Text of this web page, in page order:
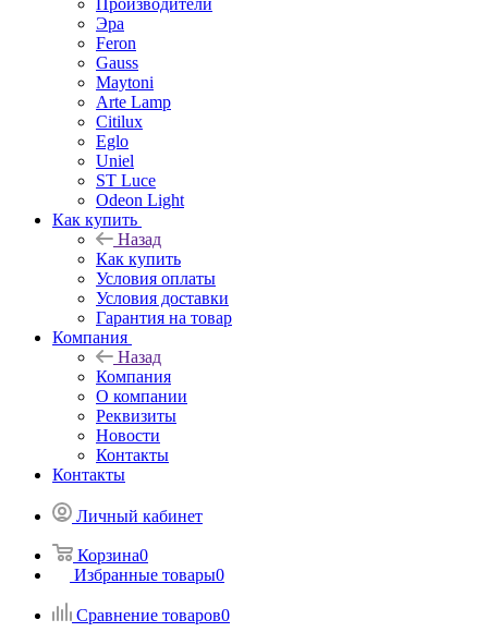
Производители
Эра
Feron
Gauss
Maytoni
Arte Lamp
Citilux
Eglo
Uniel
ST Luce
Odeon Light
Как купить
Назад
Как купить
Условия оплаты
Условия доставки
Гарантия на товар
Компания
Назад
Компания
О компании
Реквизиты
Новости
Контакты
Контакты
Личный кабинет
Корзина0
Избранные товары0
Сравнение товаров0